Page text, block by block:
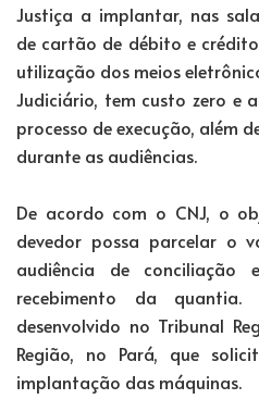
Justiça a implantar, nas
de cartão de débito e
utilização dos meios
Judiciário, tem custo zero e
processo de execução, além
durante as audiências.
De acordo com o CNJ, o
devedor possa parcelar o
audiência de
recebimento da
desenvolvido no Tribunal
Região, no Pará, que
implantação das máquinas.